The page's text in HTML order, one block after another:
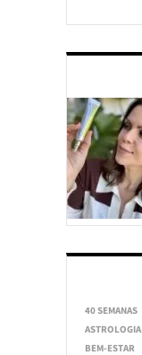
40 SEMANAS
ASTROLOGIA
BEM-ESTAR